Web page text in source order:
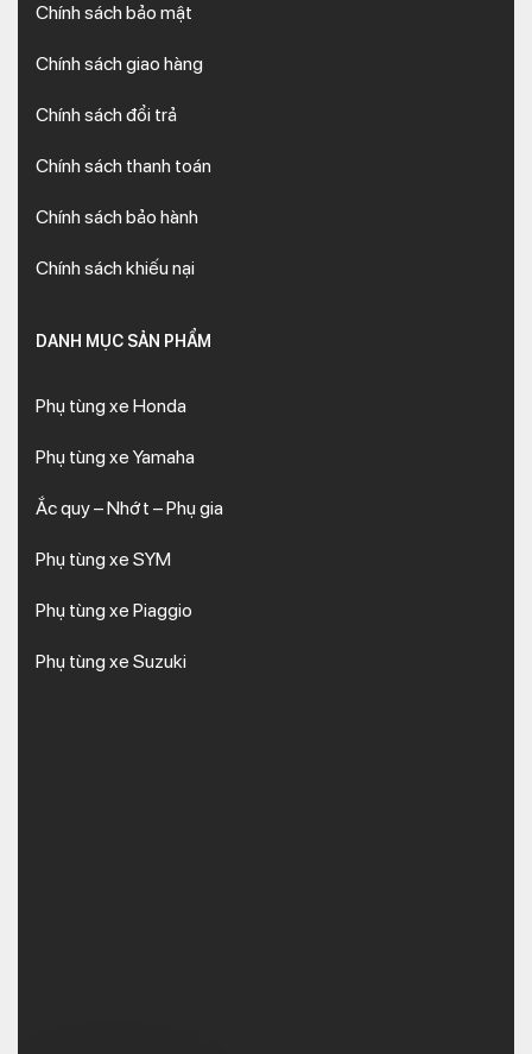
Chính sách bảo mật
Chính sách giao hàng
Chính sách đổi trả
Chính sách thanh toán
Chính sách bảo hành
Chính sách khiếu nại
DANH MỤC SẢN PHẨM
Phụ tùng xe Honda
Phụ tùng xe Yamaha
Ắc quy – Nhớt – Phụ gia
Phụ tùng xe SYM
Phụ tùng xe Piaggio
Phụ tùng xe Suzuki